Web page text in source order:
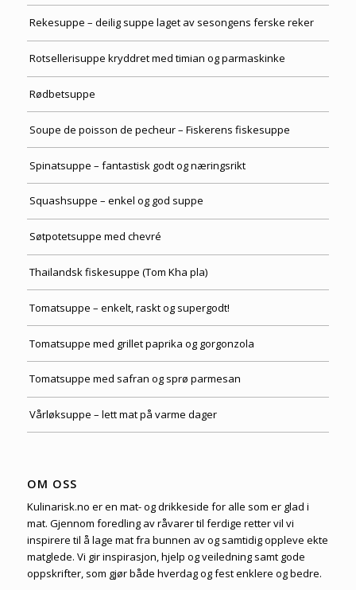
Rekesuppe – deilig suppe laget av sesongens ferske reker
Rotsellerisuppe kryddret med timian og parmaskinke
Rødbetsuppe
Soupe de poisson de pecheur – Fiskerens fiskesuppe
Spinatsuppe – fantastisk godt og næringsrikt
Squashsuppe – enkel og god suppe
Søtpotetsuppe med chevré
Thailandsk fiskesuppe (Tom Kha pla)
Tomatsuppe – enkelt, raskt og supergodt!
Tomatsuppe med grillet paprika og gorgonzola
Tomatsuppe med safran og sprø parmesan
Vårløksuppe – lett mat på varme dager
OM OSS
Kulinarisk.no er en mat- og drikkeside for alle som er glad i
mat. Gjennom foredling av råvarer til ferdige retter vil vi
inspirere til å lage mat fra bunnen av og samtidig oppleve ekte
matglede. Vi gir inspirasjon, hjelp og veiledning samt gode
oppskrifter, som gjør både hverdag og fest enklere og bedre.